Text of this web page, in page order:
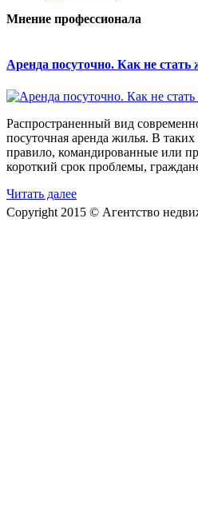
Мнение профессионала
Аренда посуточно. Как не
Распространенный вид
посуточная аренда жилья. В
правило, командированные или
короткий срок проблемы,
Читать далее
Copyright 2015 © Агентство